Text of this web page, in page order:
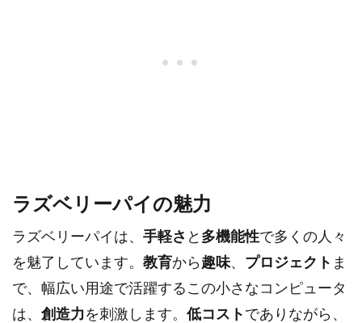
ラズベリーパイの魅力
ラズベリーパイは、 手軽さ と 多機能性で多くの人々
を魅了しています。 教育から趣味、 プロジェクト ま
で、幅広い用途で活躍するこの小さなコンピュータ
は、 創造力を刺激します。 低コストでありながら、